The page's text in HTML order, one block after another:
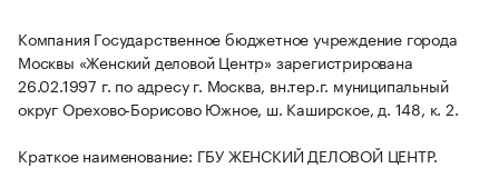
Компания Государственное бюджетное учреждение города
Москвы «Женский деловой Центр» зарегистрирована
26.02.1997 г. по адресу г. Москва, вн.тер.г. муниципальный
округ Орехово-Борисово Южное, ш. Каширское, д. 148, к. 2.
Краткое наименование: ГБУ ЖЕНСКИЙ ДЕЛОВОЙ ЦЕНТР.